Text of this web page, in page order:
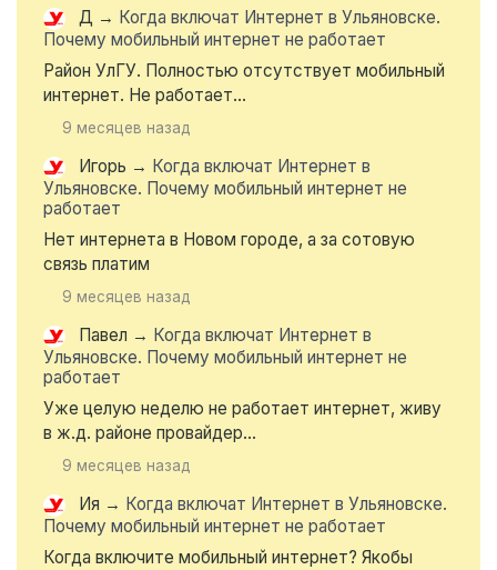
Д → Когда включат Интернет в Ульяновске.
Почему мобильный интернет не работает
Район УлГУ. Полностью отсутствует мобильный
интернет. Не работает...
9 месяцев назад
Игорь → Когда включат Интернет в
Ульяновске. Почему мобильный интернет не
работает
Нет интернета в Новом городе, а за сотовую
связь платим
9 месяцев назад
Павел → Когда включат Интернет в
Ульяновске. Почему мобильный интернет не
работает
Уже целую неделю не работает интернет, живу
в ж.д. районе провайдер...
9 месяцев назад
Ия → Когда включат Интернет в Ульяновске.
Почему мобильный интернет не работает
Когда включите мобильный интернет? Якобы